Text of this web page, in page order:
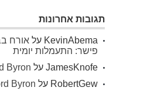
תגובות אחרונות
KevinAbema על אורח
פישר: התעמלות יומית
JamesKnofe על Byron
RobertGew על Byron